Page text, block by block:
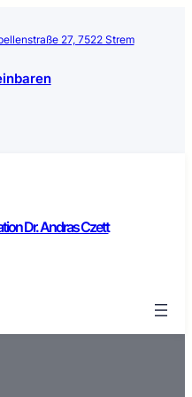
27, 7522 Strem
Dr. Andras Czett